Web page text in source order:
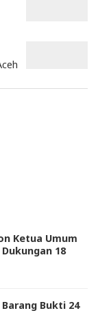
Ketua Umum
18
Bukti 24